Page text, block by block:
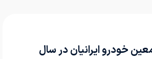
خودرو ایرانیان در سال